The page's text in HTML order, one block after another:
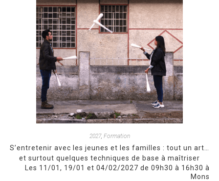
2027, Formation
S’entretenir avec les jeunes et les familles : tout un art…
et surtout quelques techniques de base à maîtriser
Les 11/01, 19/01 et 04/02/2027 de 09h30 à 16h30 à
Mons